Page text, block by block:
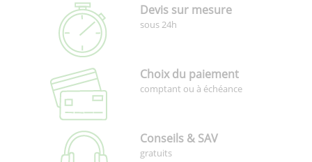
Devis sur mesure
sous 24h
Choix du paiement
comptant ou à échéance
Conseils & SAV
gratuits